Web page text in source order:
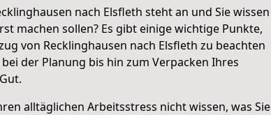
nach Elsfleth steht an und Sie wissen
machen sollen? Es gibt einige wichtige Punkte,
von Recklinghausen nach Elsfleth zu beachten
der Planung bis hin zum Verpacken Ihres
alltäglichen Arbeitsstress nicht wissen, was Sie